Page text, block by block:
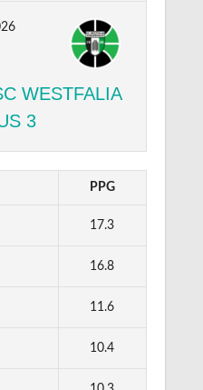
WESTFALIA
3
PPG
17.3
16.8
11.6
10.4